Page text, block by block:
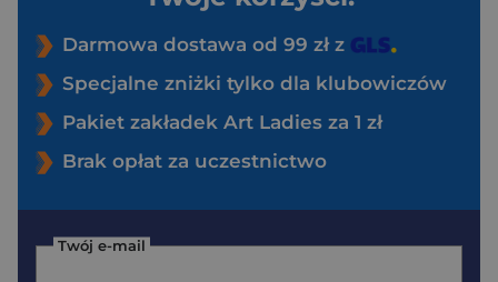
Darmowa dostawa od 99 zł z
Specjalne zniżki tylko dla klubowiczów
Pakiet zakładek Art Ladies za 1 zł
Brak opłat za uczestnictwo
Twój e-mail